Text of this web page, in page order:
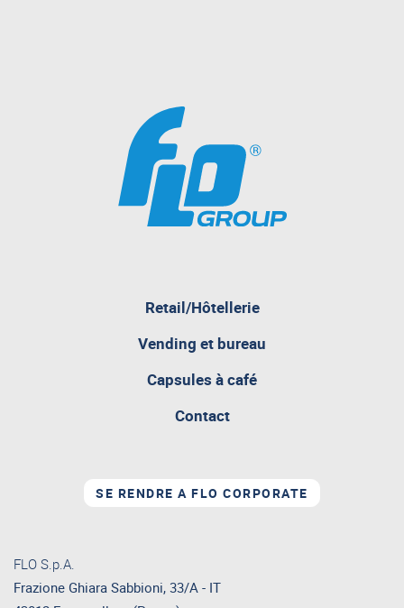
Retail/Hôtellerie
Vending et bureau
Capsules à café
Contact
SE RENDRE A FLO CORPORATE
FLO S.p.A.
Frazione Ghiara Sabbioni, 33/A - IT